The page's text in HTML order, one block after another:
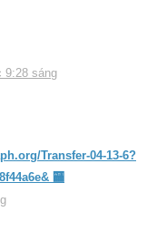
9:28 sáng
Transfer-04-13-6?
🏧